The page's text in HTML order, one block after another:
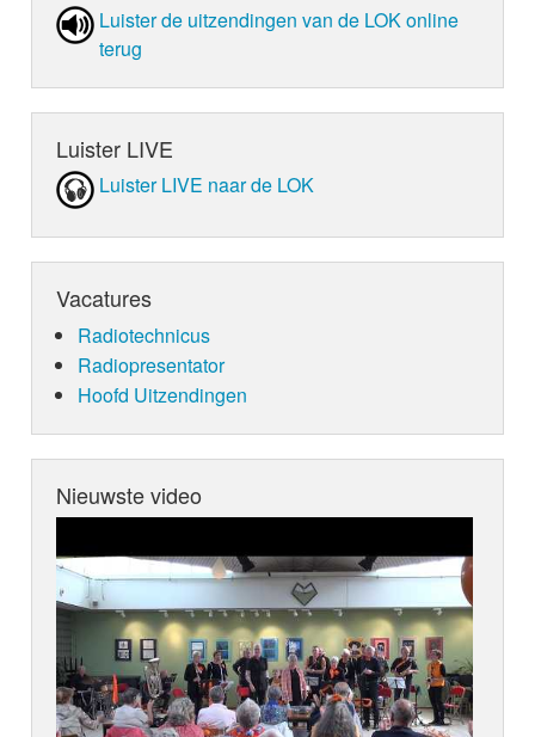
Luister de uit­zen­din­gen van de LOK online
terug
Luister LIVE
Luister LIVE naar de LOK
Vacatures
Radiotechnicus
Radiopresentator
Hoofd Uitzendingen
Nieuwste video